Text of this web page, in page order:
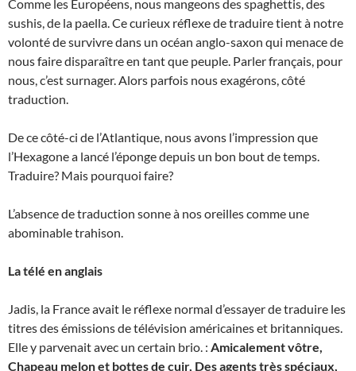
Comme les Européens, nous mangeons des spaghettis, des
sushis, de la paella. Ce curieux réflexe de traduire tient à notre
volonté de survivre dans un océan anglo-saxon qui menace de
nous faire disparaître en tant que peuple. Parler français, pour
nous, c’est surnager. Alors parfois nous exagérons, côté
traduction.
De ce côté-ci de l’Atlantique, nous avons l’impression que
l’Hexagone a lancé l’éponge depuis un bon bout de temps.
Traduire? Mais pourquoi faire?
L’absence de traduction sonne à nos oreilles comme une
abominable trahison.
La télé en anglais
Jadis, la France avait le réflexe normal d’essayer de traduire les
titres des émissions de télévision américaines et britanniques.
Elle y parvenait avec un certain brio. : Amicalement vôtre,
Chapeau melon et bottes de cuir, Des agents très spéciaux,